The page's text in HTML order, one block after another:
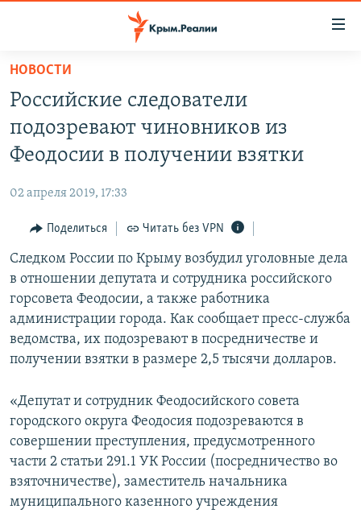
Вернуться
основному
содержанию
Вернутся
главной
навигации
Вернутся
поиску
11 ЛЕТ ОККУПАЦИИ КРЫМА. 11 ИСТОРИЙ СОПРОТИВЛЕНИЯ
ВОДА
ЕЩЕ
ИНТЕРАКТИВ
ИНФОГРАФИКА
ТЕЛЕПРОЕКТ КРЫМ.РЕАЛИИ
СОВЕТЫ ПРАВОЗАЩИТНИКОВ
ПРОПАВШИЕ БЕЗ ВЕСТИ
КРЫМ.НЕПОКОРЕННЫЙ
УКРАИНСКАЯ ПРОБЛЕМА КРЫМА
РАДІО СВОБОДА
КАК ОБОЙТИ БЛОКИРОВКУ
Українською
Qırımtatar
Все сайты RFE/RL
НОВОСТИ
Российские следователи
подозревают чиновников из
Феодосии в получении взятки
02 апреля 2019, 17:33
Поделиться Читать без VPN
Следком России по Крыму возбудил уголовные дела
в отношении депутата и сотрудника российского
горсовета Феодосии, а также работника
администрации города. Как сообщает пресс-служба
ведомства, их подозревают в посредничестве и
получении взятки в размере 2,5 тысячи долларов.
«Депутат и сотрудник Феодосийского совета
городского округа Феодосия подозреваются в
совершении преступления, предусмотренного
части 2 статьи 291.1 УК России (посредничество во
взяточничестве), заместитель начальника
муниципального казенного учреждения